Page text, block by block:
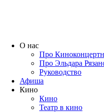
О нас
Про
Про Эльдара
Руководство
Афиша
Кино
Кино
Театр в кино